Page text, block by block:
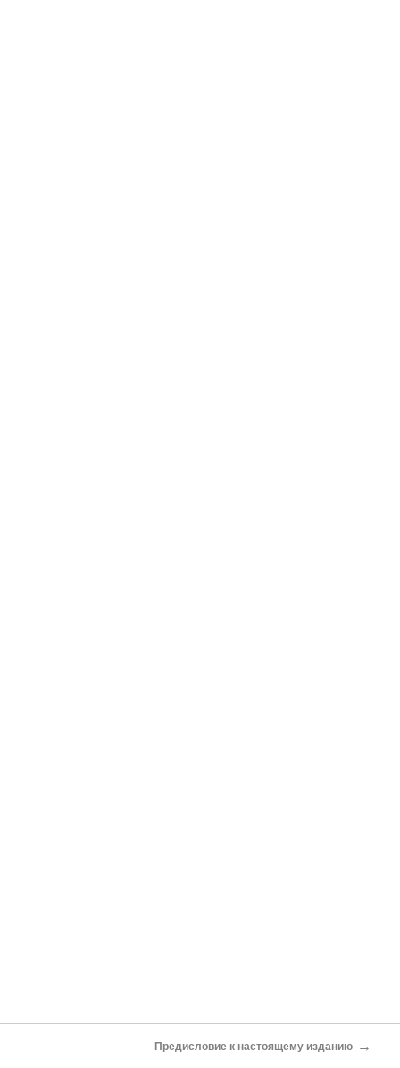
Предисловие к настоящему изданию →